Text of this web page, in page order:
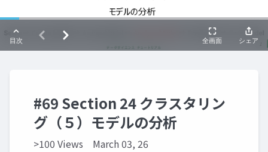
#69 Section 24 クラスタリン
グ（５）モデルの分析
>100 Views March 03, 26